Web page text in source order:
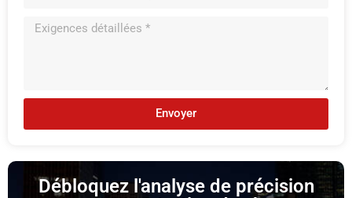
Envoyer
Débloquez l'analyse de précision